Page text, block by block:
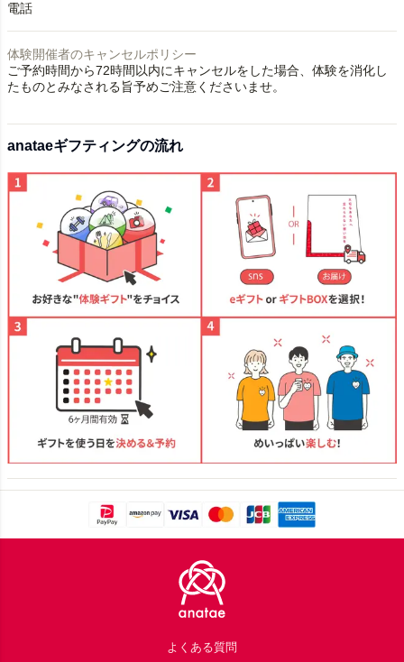
電話
体験開催者のキャンセルポリシー
ご予約時間から72時間以内にキャンセルをした場合、体験を消化し
たものとみなされる旨予めご注意くださいませ。
anataeギフティングの流れ
よくある質問